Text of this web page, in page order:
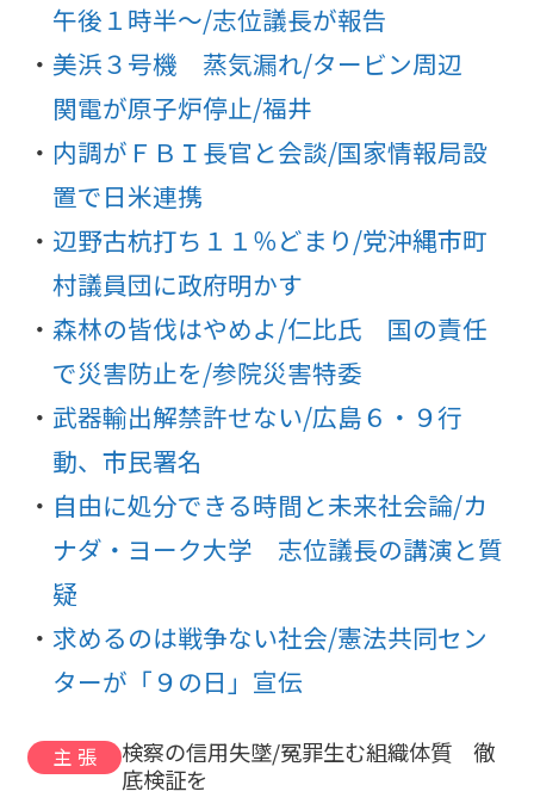
午後１時半～/志位議長が報告
美浜３号機 蒸気漏れ/タービン周辺
関電が原子炉停止/福井
内調がＦＢＩ長官と会談/国家情報局設
置で日米連携
辺野古杭打ち１１％どまり/党沖縄市町
村議員団に政府明かす
森林の皆伐はやめよ/仁比氏 国の責任
で災害防止を/参院災害特委
武器輸出解禁許せない/広島６・９行
動、市民署名
自由に処分できる時間と未来社会論/カ
ナダ・ヨーク大学 志位議長の講演と質
疑
求めるのは戦争ない社会/憲法共同セン
ターが「９の日」宣伝
主張
検察の信用失墜/冤罪生む組織体質 徹
底検証を